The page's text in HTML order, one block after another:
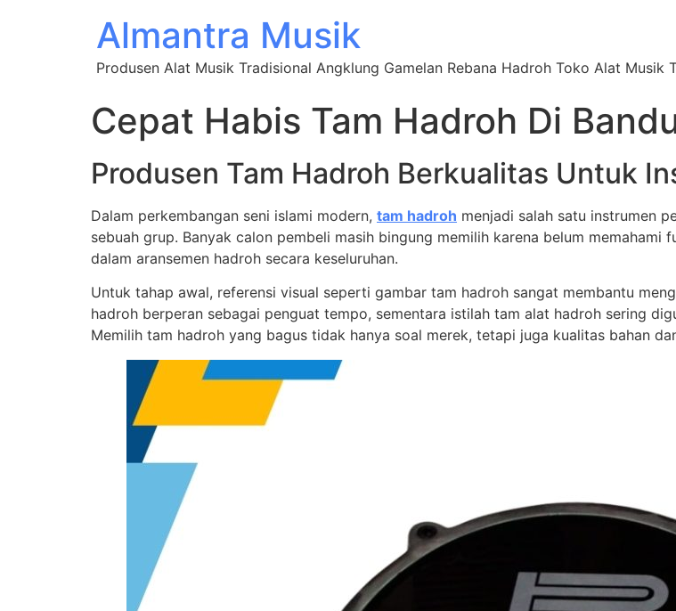
Almantra Musik
Produsen Alat Musik Tradisional Angklung Gamelan Rebana Hadroh Toko Alat Musik
Cepat Habis Tam Hadroh Di
Produsen Tam Hadroh Berkualitas Untuk
Dalam perkembangan seni islami modern, tam hadroh menjadi salah satu instrumen
sebuah grup. Banyak calon pembeli masih bingung memilih karena belum
dalam aransemen hadroh secara keseluruhan.
Untuk tahap awal, referensi visual seperti gambar tam hadroh sangat membantu
hadroh berperan sebagai penguat tempo, sementara istilah tam alat hadroh sering
Memilih tam hadroh yang bagus tidak hanya soal merek, tetapi juga kualitas bahan